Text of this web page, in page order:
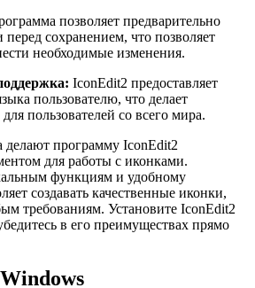
позволяет предварительно
сохранением, что позволяет
необходимые изменения.
IconEdit2 предоставляет
пользователю, что делает
пользователей со всего мира.
делают программу IconEdit2
для работы с иконками.
функциям и удобному
создавать качественные иконки,
требованиям. Установите IconEdit2
в его преимуществах прямо